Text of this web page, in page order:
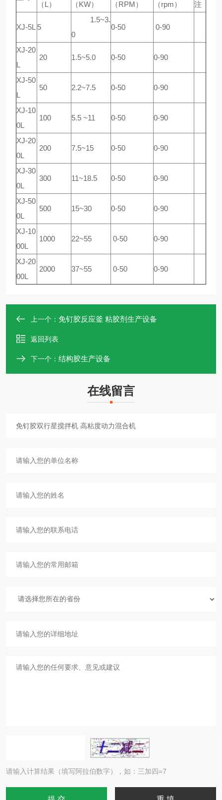
（L）
（KW）
（RPM）
（rpm）
注
XJ-5L 5
1.5~3.
0
0-50 0-90
XJ-20
L
20 1.5~5.0 0-50 0-90
XJ-50
L
50 2.2~7.5 0-50 0-90
XJ-10
0L
100 5.5 ~11 0-50 0-90
XJ-20
0L
200 7.5~15 0-50 0-90
XJ-30
0L
300 11~18.5 0-50 0-90
XJ-50
0L
500 15~30 0-50 0-90
XJ-10
00L
1000 22~55 0-50 0-90
XJ-20
00L
2000 37~55 0-50 0-90
上一个： 免钉胶反应釜 粘胶剂生产设备
返回列表
下一个： 结构胶生产设备
在线留言
请输入计算结果（填写阿拉伯数字），如：三加四=7